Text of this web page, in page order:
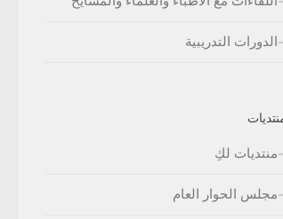
الدورات التدريبية
منتديات لكِ
مجلس الحوار العام